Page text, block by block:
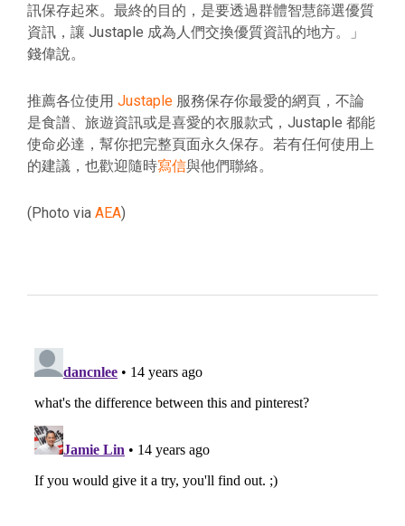
訊保存起來。最終的目的，是要透過群體智慧篩選優質
資訊，讓 Justaple 成為人們交換優質資訊的地方。」
錢偉說。
推薦各位使用 Justaple 服務保存你最愛的網頁，不論
是食譜、旅遊資訊或是喜愛的衣服款式，Justaple 都能
使命必達，幫你把完整頁面永久保存。若有任何使用上
的建議，也歡迎隨時寫信與他們聯絡。
(Photo via AEA)